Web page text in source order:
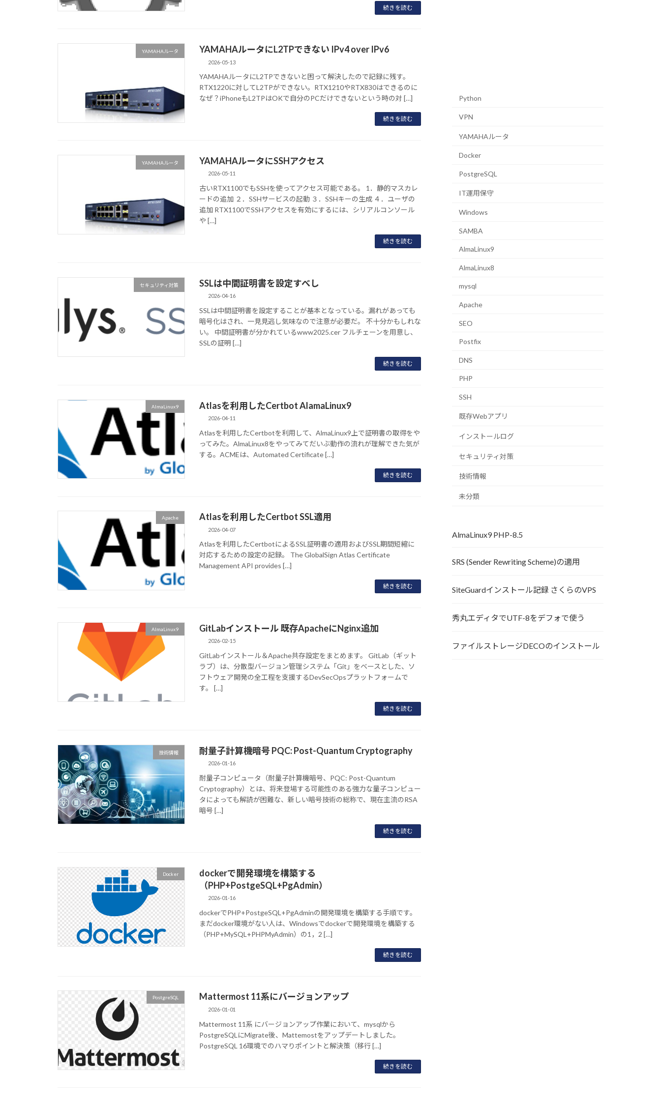
続きを読む
YAMAHAルータ YAMAHAルータにL2TPできない IPv4 over IPv6
2026-05-13
YAMAHAルータにL2TPできないと困って解決したので記録に残す。
RTX1220に対してL2TPができない。RTX1210やRTX830はできるのに
なぜ？iPhoneもL2TPはOKで自分のPCだけできないという時の対 […]
続きを読む
YAMAHAルータ YAMAHAルータにSSHアクセス
2026-05-11
古いRTX1100でもSSHを使ってアクセス可能である。 1．静的マスカレ
ードの追加 ２．SSHサービスの起動 ３．SSHキーの生成 ４．ユーザの
追加 RTX1100でSSHアクセスを有効にするには、シリアルコンソール
や […]
続きを読む
セキュリティ対策 SSLは中間証明書を設定すべし
2026-04-16
SSLは中間証明書を設定することが基本となっている。漏れがあっても
暗号化はされ、一見見逃し気味なので注意が必要だ。 不十分かもしれな
い。 中間証明書が分かれているwww2025.cer フルチェーンを用意し、
SSLの証明 […]
続きを読む
AlmaLinux9 Atlasを利用したCertbot AlamaLinux9
2026-04-11
Atlasを利用したCertbotを利用して、AlmaLinux9上で証明書の取得をや
ってみた。AlmaLinux8をやってみてだいぶ動作の流れが理解できた気が
する。ACMEは、Automated Certificate […]
続きを読む
Apache Atlasを利用したCertbot SSL適用
2026-04-07
Atlasを利用したCertbotによるSSL証明書の適用およびSSL期間短縮に
対応するための設定の記録。 The GlobalSign Atlas Certificate
Management API provides […]
続きを読む
AlmaLinux9 GitLabインストール 既存ApacheにNginx追加
2026-02-15
GitLabインストール＆Apache共存設定をまとめます。 GitLab（ギット
ラブ）は、分散型バージョン管理システム「Git」をベースとした、ソ
フトウェア開発の全工程を支援するDevSecOpsプラットフォームで
す。 […]
続きを読む
技術情報 耐量子計算機暗号 PQC: Post-Quantum Cryptography
2026-01-16
耐量子コンピュータ（耐量子計算機暗号、PQC: Post-Quantum
Cryptography）とは、将来登場する可能性のある強力な量子コンピュー
タによっても解読が困難な、新しい暗号技術の総称で、現在主流のRSA
暗号 […]
続きを読む
Docker
dockerで開発環境を構築する
（PHP+PostgeSQL+PgAdmin）
2026-01-16
dockerでPHP+PostgeSQL+PgAdminの開発環境を構築する手順です。
まだdocker環境がない人は、Windowsでdockerで開発環境を構築する
（PHP+MySQL+PHPMyAdmin）の1，2 […]
続きを読む
PostgreSQL Mattermost 11系にバージョンアップ
2026-01-01
Mattermost 11系 にバージョンアップ作業において、mysqlから
PostgreSQLにMigrate後、Mattemostをアップデートしました。
PostgreSQL 16環境でのハマりポイントと解決策（移行 […]
続きを読む
Python
VPN
YAMAHAルータ
Docker
PostgreSQL
IT運用保守
Windows
SAMBA
AlmaLinux9
AlmaLinux8
mysql
Apache
SEO
Postfix
DNS
PHP
SSH
既存Webアプリ
インストールログ
セキュリティ対策
技術情報
未分類
AlmaLinux9 PHP-8.5
SRS (Sender Rewriting Scheme)の適用
SiteGuardインストール記録 さくらのVPS
秀丸エディタでUTF-8をデフォで使う
ファイルストレージDECOのインストール